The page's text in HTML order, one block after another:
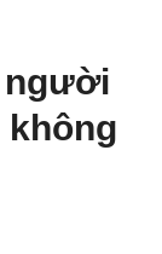
người
không